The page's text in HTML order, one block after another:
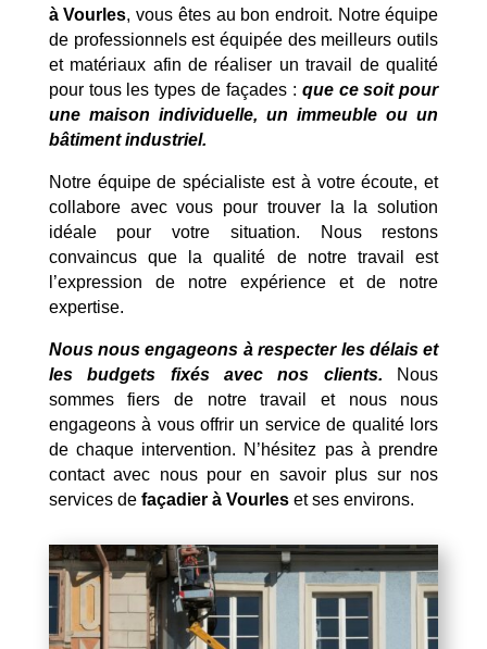
à Vourles, vous êtes au bon endroit. Notre équipe
de professionnels est équipée des meilleurs outils
et matériaux afin de réaliser un travail de qualité
pour tous les types de façades : que ce soit pour
une maison individuelle, un immeuble ou un
bâtiment industriel.
Notre équipe de spécialiste est à votre écoute, et
collabore avec vous pour trouver la la solution
idéale pour votre situation. Nous restons
convaincus que la qualité de notre travail est
l’expression de notre expérience et de notre
expertise.
Nous nous engageons à respecter les délais et
les budgets fixés avec nos clients. Nous
sommes fiers de notre travail et nous nous
engageons à vous offrir un service de qualité lors
de chaque intervention. N’hésitez pas à prendre
contact avec nous pour en savoir plus sur nos
services de façadier à Vourleset ses environs.